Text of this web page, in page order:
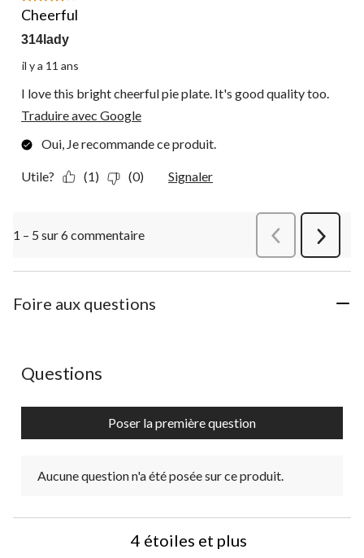
Cheerful
314lady
il y a 11 ans
I love this bright cheerful pie plate. It's good quality too.
Traduire avec Google
Oui, Je recommande ce produit.
Utile? (1) (0) Signaler
1 – 5 sur 6 commentaire
Suivant
Foire aux questions
Aucune question n'a été posée sur ce produit.
Questions
Poser la première question
Aucune question n'a été posée sur ce produit.
4 étoiles et plus